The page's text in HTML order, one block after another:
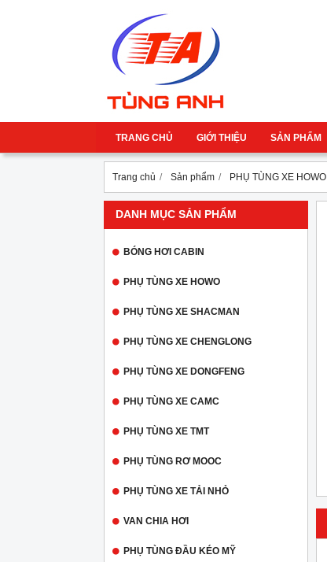
TRANG CHỦ GIỚI THIỆU SẢN PHẨM
Trang chủ Sản phẩm PHỤ TÙNG XE HOWO
DANH MỤC SẢN PHẨM
BÓNG HƠI CABIN
PHỤ TÙNG XE HOWO
PHỤ TÙNG XE SHACMAN
PHỤ TÙNG XE CHENGLONG
PHỤ TÙNG XE DONGFENG
PHỤ TÙNG XE CAMC
PHỤ TÙNG XE TMT
PHỤ TÙNG RƠ MOOC
PHỤ TÙNG XE TẢI NHỎ
VAN CHIA HƠI
PHỤ TÙNG ĐẦU KÉO MỸ